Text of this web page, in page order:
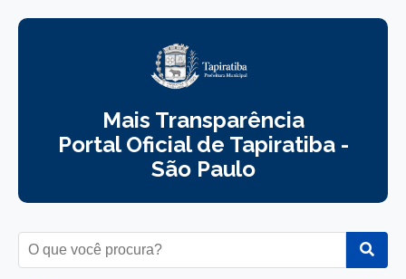
Mais Transparência
Portal Oficial de Tapiratiba -
São Paulo